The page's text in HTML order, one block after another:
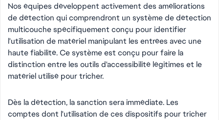
Nos équipes développent activement des améliorations
de détection qui comprendront un système de détection
multicouche spécifiquement conçu pour identifier
l'utilisation de matériel manipulant les entrées avec une
haute fiabilité. Ce système est conçu pour faire la
distinction entre les outils d'accessibilité légitimes et le
matériel utilisé pour tricher.
Dès la détection, la sanction sera immédiate. Les
comptes dont l'utilisation de ces dispositifs pour tricher